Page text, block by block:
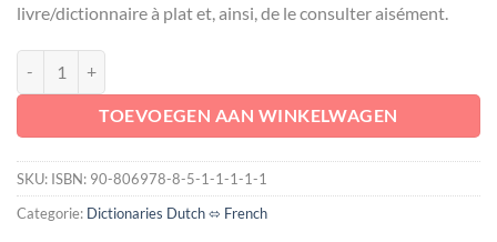
livre/dictionnaire à plat et, ainsi, de le consulter aisément.
TOEVOEGEN AAN WINKELWAGEN
SKU: ISBN: 90-806978-8-5-1-1-1-1-1
Categorie: Dictionaries Dutch ⬄ French